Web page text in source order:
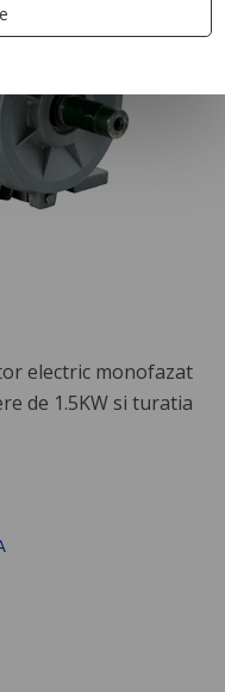
electric monofazat
de 1.5KW si turatia